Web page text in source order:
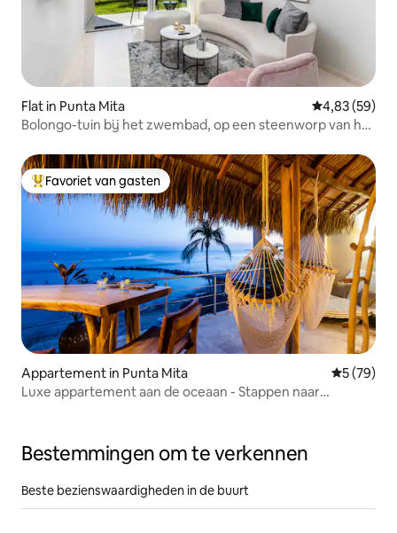
Flat in Punta Mita Gemiddelde
4,83 (59)
Bolongo-tuin bij het zwembad, op een steenworp van het
Topfavoriet van gasten
Favoriet van gasten
Appartement in Punta Mita
5 (79)
Luxe appartement aan de oceaan - Stappen naar
Bestemmingen om te verkennen
Beste bezienswaardigheden in de buurt